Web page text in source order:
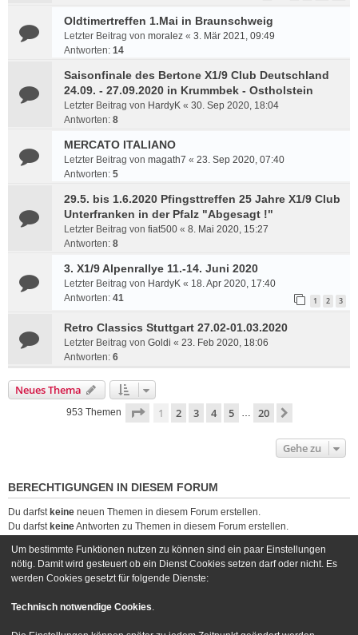
Oldtimertreffen 1.Mai in Braunschweig
Letzter Beitrag von moralez « 3. Mär 2021, 09:49
Antworten: 14
Saisonfinale des Bertone X1/9 Club Deutschland
24.09. - 27.09.2020 in Krummbek - Ostholstein
Letzter Beitrag von HardyK « 30. Sep 2020, 18:04
Antworten: 8
MERCATO ITALIANO
Letzter Beitrag von magath7 « 23. Sep 2020, 07:40
Antworten: 5
29.5. bis 1.6.2020 Pfingsttreffen 25 Jahre X1/9 Club
Unterfranken in der Pfalz "Abgesagt !"
Letzter Beitrag von fiat500 « 8. Mai 2020, 15:27
Antworten: 8
3. X1/9 Alpenrallye 11.-14. Juni 2020
Letzter Beitrag von HardyK « 18. Apr 2020, 17:40
Antworten: 41 1 2 3
Retro Classics Stuttgart 27.02-01.03.2020
Letzter Beitrag von Goldi « 23. Feb 2020, 18:06
Antworten: 6
Neues Thema
953 Themen Seite 1von 20
1 2 3 4 5 … 20
Gehe zu
BERECHTIGUNGEN IN DIESEM FORUM
Du darfst keine neuen Themen in diesem Forum erstellen.
Du darfst keineAntworten zu Themen in diesem Forum erstellen.
Du darfst deine Beiträge in diesem Forumnichtlöschen.
Du darfstkeineDateianhänge in diesem Forum erstellen.
Foren-Übersicht Kontakt
Powered byphpBB® Forum Software © phpBB Limited
Um bestimmte Funktionen nutzen zu können sind ein paar Einstellungen
nötig. Damit wird gesteuert ob ein Dienst Cookies setzen darf oder nicht. Es
werden Cookies gesetzt für folgende Dienste:
Technisch notwendige Cookies.